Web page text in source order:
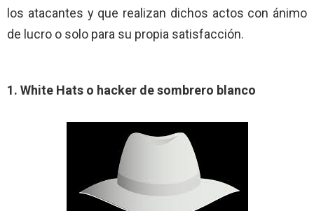
los atacantes y que realizan dichos actos con ánimo
de lucro o solo para su propia satisfacción.
1. White Hats o hacker de sombrero blanco